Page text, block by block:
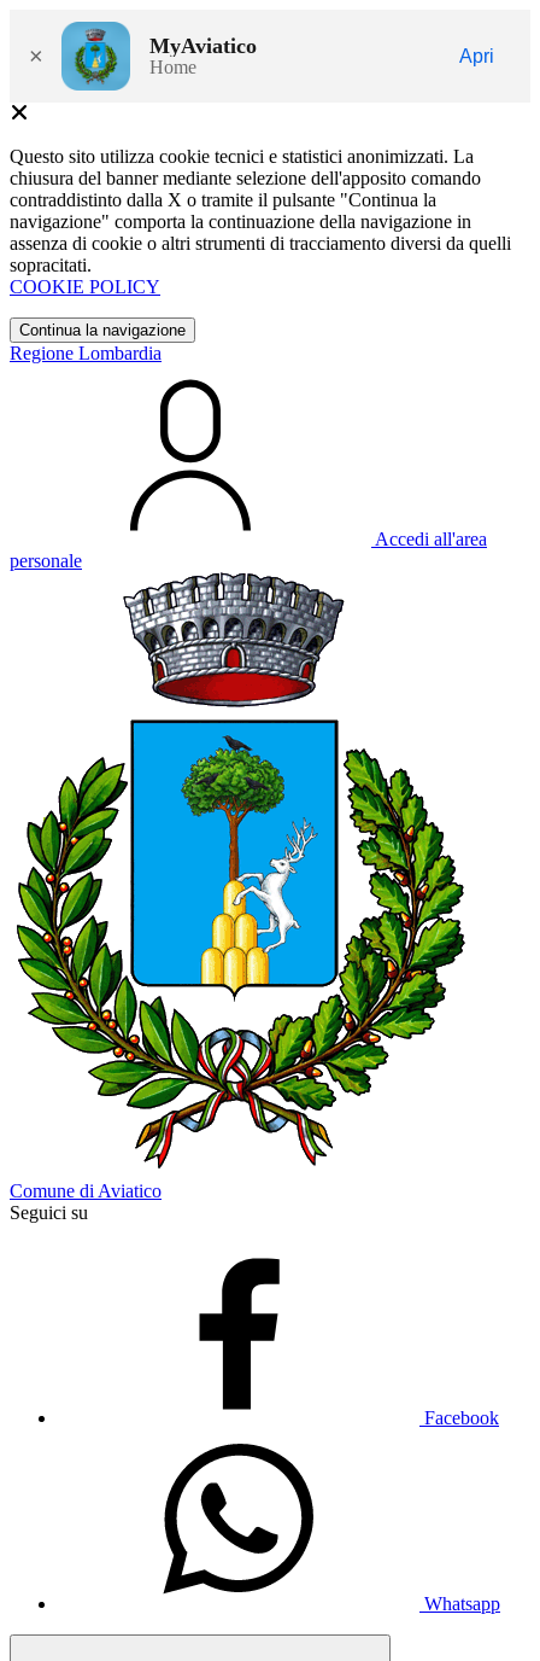
× MyAviatico
Home
Apri
Questo sito utilizza cookie tecnici e statistici anonimizzati. La
chiusura del banner mediante selezione dell'apposito comando
contraddistinto dalla X o tramite il pulsante "Continua la
navigazione" comporta la continuazione della navigazione in
assenza di cookie o altri strumenti di tracciamento diversi da quelli
sopracitati.
COOKIE POLICY
Continua la navigazione
Regione Lombardia
Accedi all'area
personale
Comune di Aviatico
Seguici su
Facebook
Whatsapp